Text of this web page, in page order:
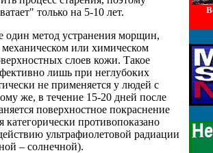
только на 5-10 лет.
один метод устранения морщин,
или химическом
слоев кожи. Такое
лишь при неглубоких
не применяется у людей с
же, в течение 15-20 дней после
поверхностное покраснение
категорически противопоказано
ультрафиолетовой радиации
– солнечной).